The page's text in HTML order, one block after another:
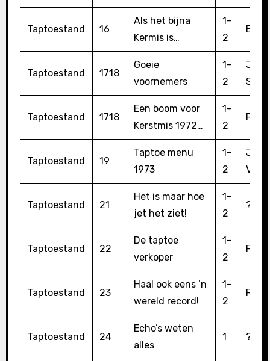
Taptoestand 16
Als het bijna
Kermis is…
1-
2
Bert
Taptoestand 1718
Goeie
voornemers
1-
2
Jan
Taptoestand 1718
Een boom voor
Kerstmis 1972…
1-
2
Fred
Taptoestand 19
Taptoe menu
1973
1-
2
Jan
Voo
Taptoestand 21
Het is maar hoe
jet het ziet!
1-
2
?
Taptoestand 22
De taptoe
verkoper
1-
2
Fred
Taptoestand 23
Haal ook eens ‘n
wereld record!
1-
2
Fred
Taptoestand 24
Echo’s weten
alles
1 ??